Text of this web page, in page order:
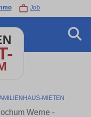
Job
MIETEN
Werne -